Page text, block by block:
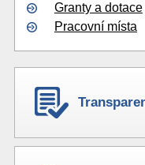
Granty a dotace
Pracovní místa